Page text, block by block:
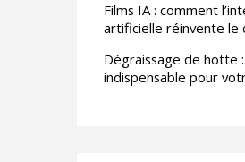
Films IA : comment
artificielle réinvente le
Dégraissage de hotte
indispensable pour